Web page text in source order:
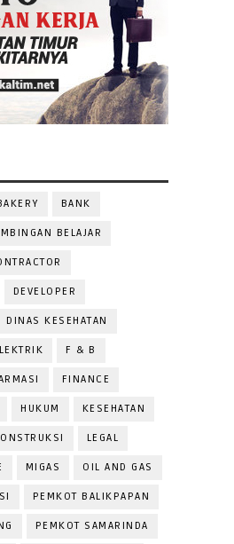
BANK
BELAJAR
DEVELOPER
DINAS KESEHATAN
F & B
FINANCE
HUKUM KESEHATAN
LEGAL
MIGAS OIL AND GAS
PEMKOT BALIKPAPAN
PEMKOT SAMARINDA